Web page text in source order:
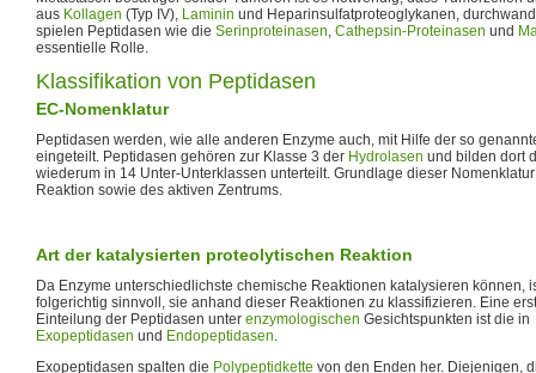
aus Kollagen (Typ IV), Laminin und Heparinsulfatproteoglykanen,
spielen Peptidasen wie die Serinproteinasen, Cathepsin-Proteinasen und
essentielle Rolle.
Klassifikation von Peptidasen
EC-Nomenklatur
Peptidasen werden, wie alle anderen Enzyme auch, mit Hilfe der so
eingeteilt. Peptidasen gehören zur Klasse 3 der Hydrolasen und bilden dort
wiederum in 14 Unter-Unterklassen unterteilt. Grundlage dieser
Reaktion sowie des aktiven Zentrums.
Art der katalysierten proteolytischen Reaktion
Da Enzyme unterschiedlichste chemische Reaktionen katalysieren können,
folgerichtig sinnvoll, sie anhand dieser Reaktionen zu klassifizieren. Eine
Einteilung der Peptidasen unter enzymologischen Gesichtspunkten ist die in
Exopeptidasen und Endopeptidasen.
Exopeptidasen spalten die Polypeptidkette von den Enden her. Diejenigen,